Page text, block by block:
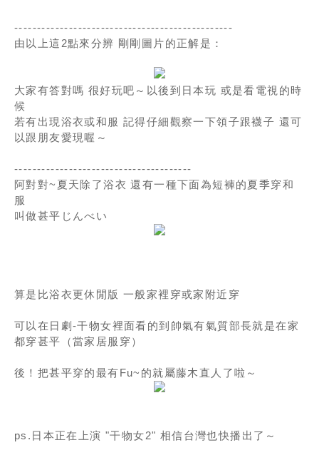
------------------------------------------------
由以上這2點來分辨 剛剛圖片的正解是：
大家有答對嗎 很好玩吧～以後到日本玩 或是看電視的時
候
若有出現浴衣或和服 記得仔細觀察一下領子跟襪子 還可
以跟朋友愛現喔～
---------------------------------------
阿對對~夏天除了浴衣 還有一種下面為短褲的夏季穿和
服
叫做甚平じんべい
算是比浴衣更休閒版 一般家裡穿或家附近穿
可以在日劇-干物女裡面看的到帥氣有氣質部長就是在家
都穿甚平（當家居服穿）
後！把甚平穿的最有Fu~的就屬藤木直人了啦～
ps.日本正在上演 "干物女2" 相信台灣也快播出了～